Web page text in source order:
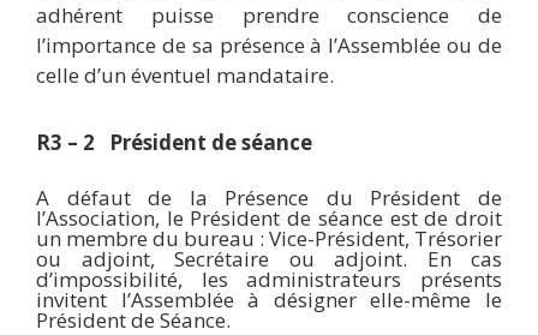
adhérent puisse prendre conscience de
l’importance de sa présence à l’Assemblée ou de
celle d’un éventuel mandataire.
R3 – 2 Président de séance
A défaut de la Présence du Président de
l’Association, le Président de séance est de droit
un membre du bureau : Vice-Président, Trésorier
ou adjoint, Secrétaire ou adjoint. En cas
d’impossibilité, les administrateurs présents
invitent l’Assemblée à désigner elle-même le
Président de Séance.